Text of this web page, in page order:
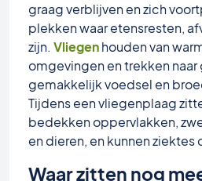
graag verblijven en zich
plekken waar etensresten,
zijn. Vliegenhouden van
omgevingen en trekken
gemakkelijk voedsel en
Tijdens een vliegenplaag
bedekken oppervlakken,
en dieren, en kunnen ziektes
Waar zitten nog